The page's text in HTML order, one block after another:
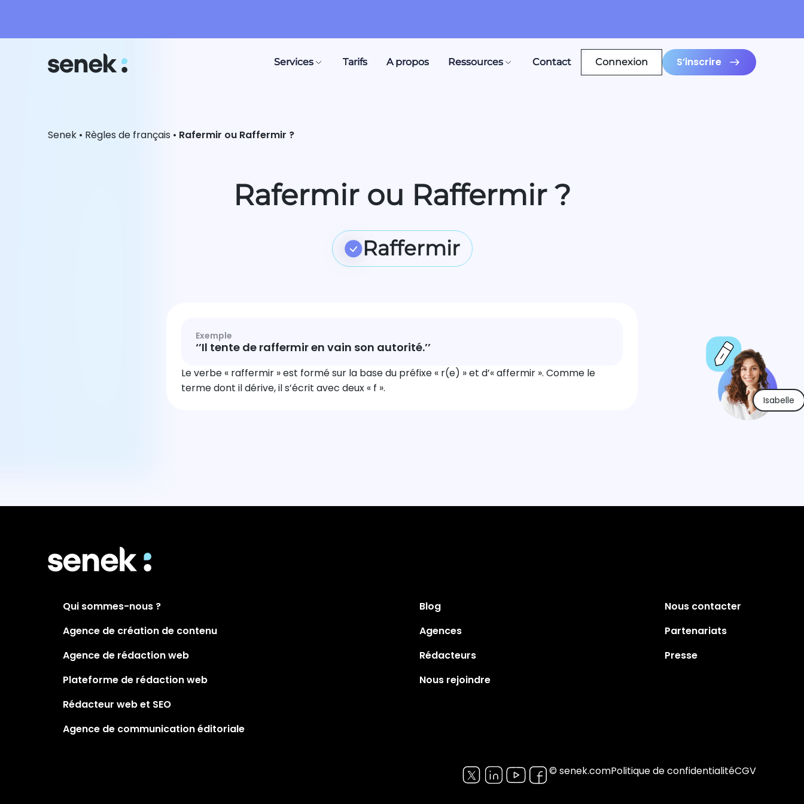
Services Tarifs A propos Ressources Contact Connexion S’inscrire
Senek • Règles de français • Rafermir ou Raffermir ?
Rafermir ou Raffermir ?
Raffermir
Exemple
‘’Il tente de raffermir en vain son autorité.’’
Le verbe « raffermir » est formé sur la base du préfixe « r(e) » et d’« affermir ». Comme le
terme dont il dérive, il s’écrit avec deux « f ».
Isabelle
Qui sommes-nous ?
Agence de création de contenu
Agence de rédaction web
Plateforme de rédaction web
Rédacteur web et SEO
Agence de communication éditoriale
Blog
Agences
Rédacteurs
Nous rejoindre
Nous contacter
Partenariats
Presse
© senek.comPolitique de confidentialitéCGV